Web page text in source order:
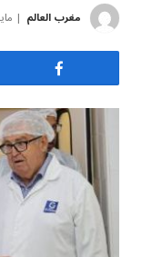
مغرب العالم مايو